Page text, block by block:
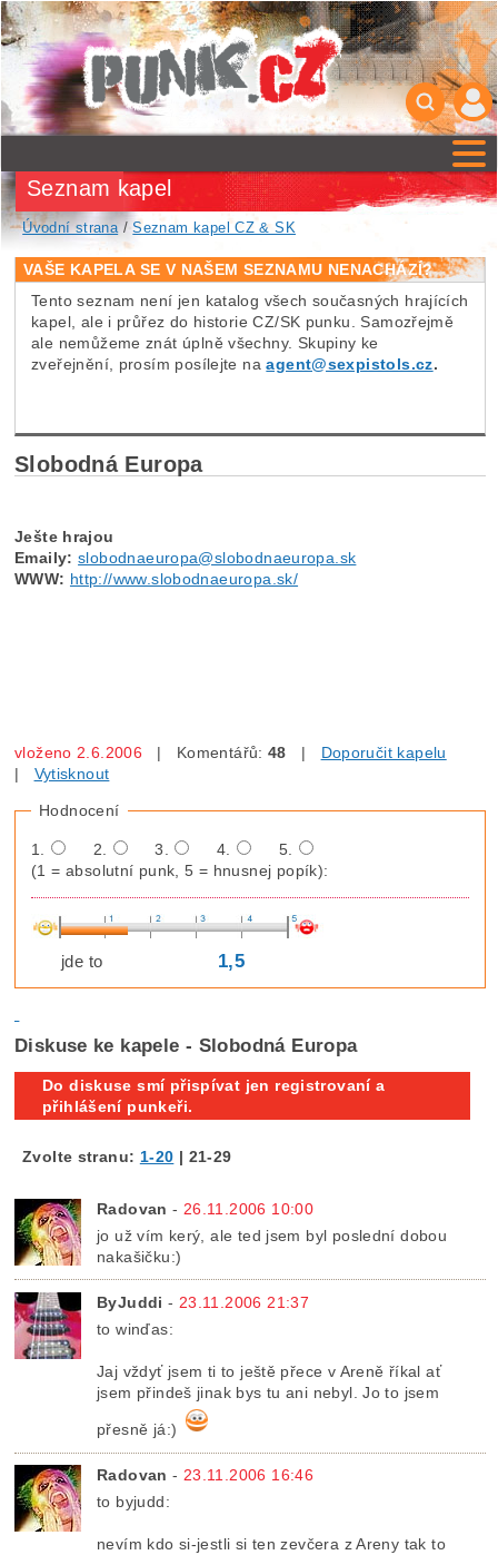
Seznam kapel
Úvodní strana/Seznam kapel CZ & SK
VAŠE KAPELA SE V NAŠEM SEZNAMU NENACHÁZÍ?
Tento seznam není jen katalog všech současných hrajících
kapel, ale i průřez do historie CZ/SK punku. Samozřejmě
ale nemůžeme znát úplně všechny. Skupiny ke
zveřejnění, prosím posílejte na agent@sexpistols.cz.
Slobodná Europa
Ješte hrajou
Emaily: slobodnaeuropa@slobodnaeuropa.sk
WWW: http://www.slobodnaeuropa.sk/
vloženo 2.6.2006 | Komentářů:48 | Doporučit kapelu
| Vytisknout
Hodnocení
1. 2. 3. 4.
5.
(1 = absolutní punk, 5 = hnusnej popík):
jde to 1,5
Diskuse ke kapele - Slobodná Europa
Do diskuse smí přispívat jen registrovaní a
přihlášení punkeři.
Zvolte stranu: 1-20 | 21-29
Radovan - 26.11.2006 10:00
jo už vím kerý, ale ted jsem byl poslední dobou
nakašičku:)
ByJuddi - 23.11.2006 21:37
to winďas:
Jaj vždyť jsem ti to ještě přece v Areně říkal ať
jsem přindeš jinak bys tu ani nebyl. Jo to jsem
přesně já:)
Radovan - 23.11.2006 16:46
to byjudd:
nevím kdo si-jestli si ten zevčera z Areny tak to